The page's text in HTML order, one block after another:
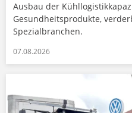
Ausbau der
Gesundheitsprodukte,
Spezialbranchen.
07.08.2026